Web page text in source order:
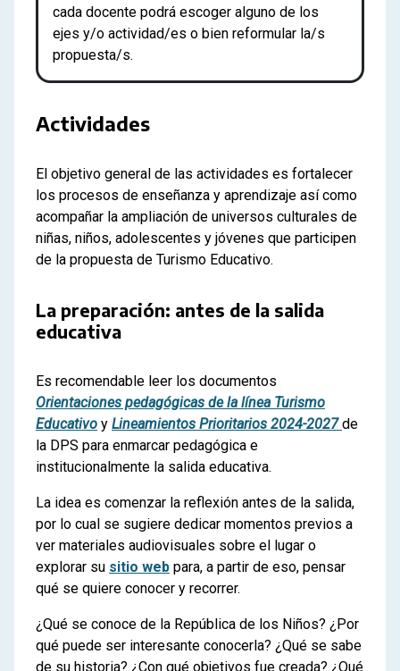
cada docente podrá escoger alguno de los
ejes y/o actividad/es o bien reformular la/s
propuesta/s.
Actividades
El objetivo general de las actividades es fortalecer
los procesos de enseñanza y aprendizaje así como
acompañar la ampliación de universos culturales de
niñas, niños, adolescentes y jóvenes que participen
de la propuesta de Turismo Educativo.
La preparación: antes de la salida
educativa
Es recomendable leer los documentos
Orientaciones pedagógicas de la línea Turismo
Educativo y Lineamientos Prioritarios 2024-2027 de
la DPS para enmarcar pedagógica e
institucionalmente la salida educativa.
La idea es comenzar la reflexión antes de la salida,
por lo cual se sugiere dedicar momentos previos a
ver materiales audiovisuales sobre el lugar o
explorar su sitio web para, a partir de eso, pensar
qué se quiere conocer y recorrer.
¿Qué se conoce de la República de los Niños? ¿Por
qué puede ser interesante conocerla? ¿Qué se sabe
de su historia? ¿Con qué objetivos fue creada? ¿Qué